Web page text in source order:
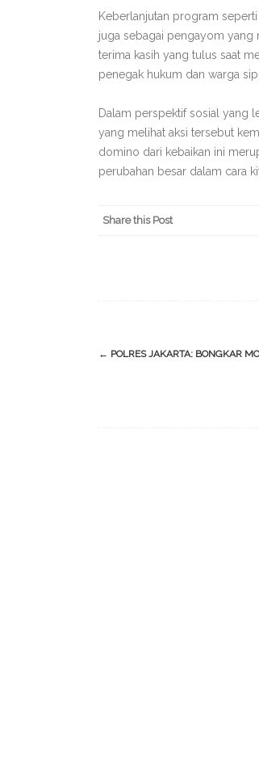
Keberlanjutan program
juga sebagai pengayom yang
terima kasih yang tulus saat
penegak hukum dan warga
Dalam perspektif sosial yang
yang melihat aksi tersebut
domino dari kebaikan ini
perubahan besar dalam cara
Share this Post
Post
← POLRES JAKARTA: BONGKAR